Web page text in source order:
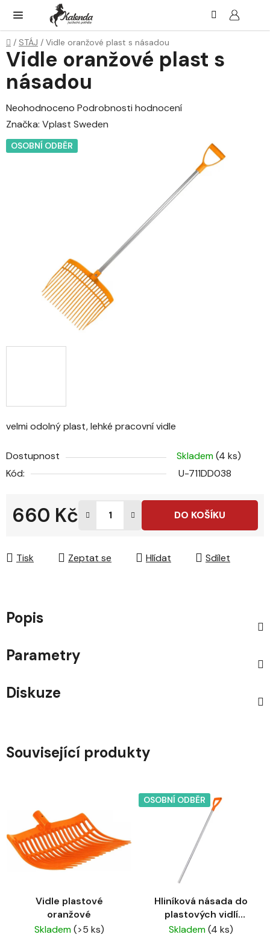
obsah
Domů
/ STÁJ / Vidle oranžové plast s násadou
velmi odolný plast, lehké pracovní vidle
Dostupnost Skladem(4 ks)
Kód:
U-711DD038
660 Kč DO KOŠÍKU
Tisk Zeptat se Hlídat Sdílet
Vidle oranžové plast s
násadou
Průměrné
hodnocení
produktu
je
Neohodnoceno Podrobnosti hodnocení
Značka: Vplast Sweden
OSOBNÍ ODBĚR
Popis
Parametry
Diskuze
Související produkty
Vidle plastové
oranžové
Skladem(>5 ks)
OSOBNÍ ODBĚR
Hliníková násada do
plastových vidlí
oranžová
Skladem(4 ks)